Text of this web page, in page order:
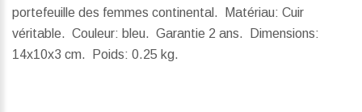
portefeuille des femmes continental. Matériau: Cuir
véritable. Couleur: bleu. Garantie 2 ans.
Dimensions:
14x10x3 cm.
Poids: 0.25 kg.